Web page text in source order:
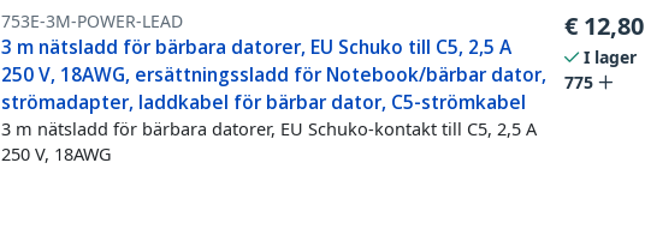
753E-3M-POWER-LEAD
3 m nätsladd för bärbara datorer, EU Schuko till C5, 2,5 A
250 V, 18AWG, ersättningssladd för Notebook/bärbar dator,
strömadapter, laddkabel för bärbar dator, C5-strömkabel
3 m nätsladd för bärbara datorer, EU Schuko-kontakt till C5, 2,5 A
250 V, 18AWG
€ 12,80
I lager
775